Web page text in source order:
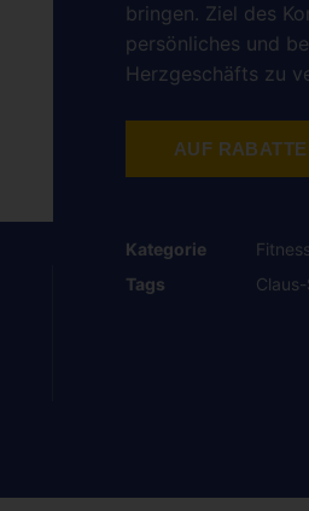
bringen. Ziel des
persönliches und
Herzgeschäfts zu
AUF
Kategorie
Tags